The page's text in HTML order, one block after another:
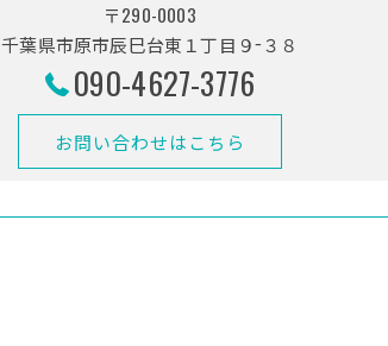
〒290-0003
千葉県市原市辰巳台東１丁目９−３８
090-4627-3776
お問い合わせはこちら